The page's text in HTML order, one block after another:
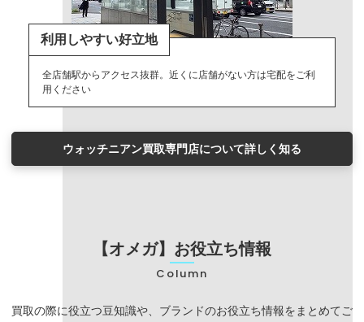
利用しやすい好立地
全店舗駅からアクセス抜群。近くに店舗がない方は宅配をご利
用ください
ウォッチニアン買取専門店について詳しく知る
【オメガ】お役立ち情報
Column
買取の際に役立つ豆知識や、ブランドのお役立ち情報をまとめてご